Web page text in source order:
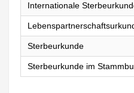
Internationale
Sterbeurkunde
Sterbeurkunde im